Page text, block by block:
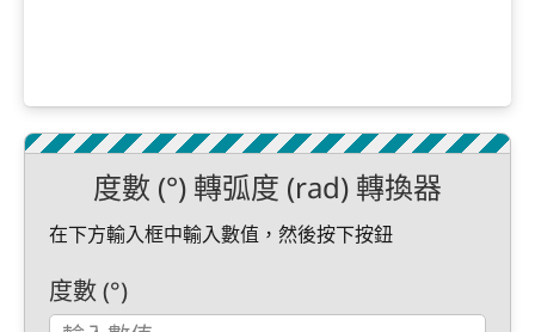
度數 (°) 轉弧度 (rad) 轉換器
在下方輸入框中輸入數值，然後按下按鈕
度數 (°)